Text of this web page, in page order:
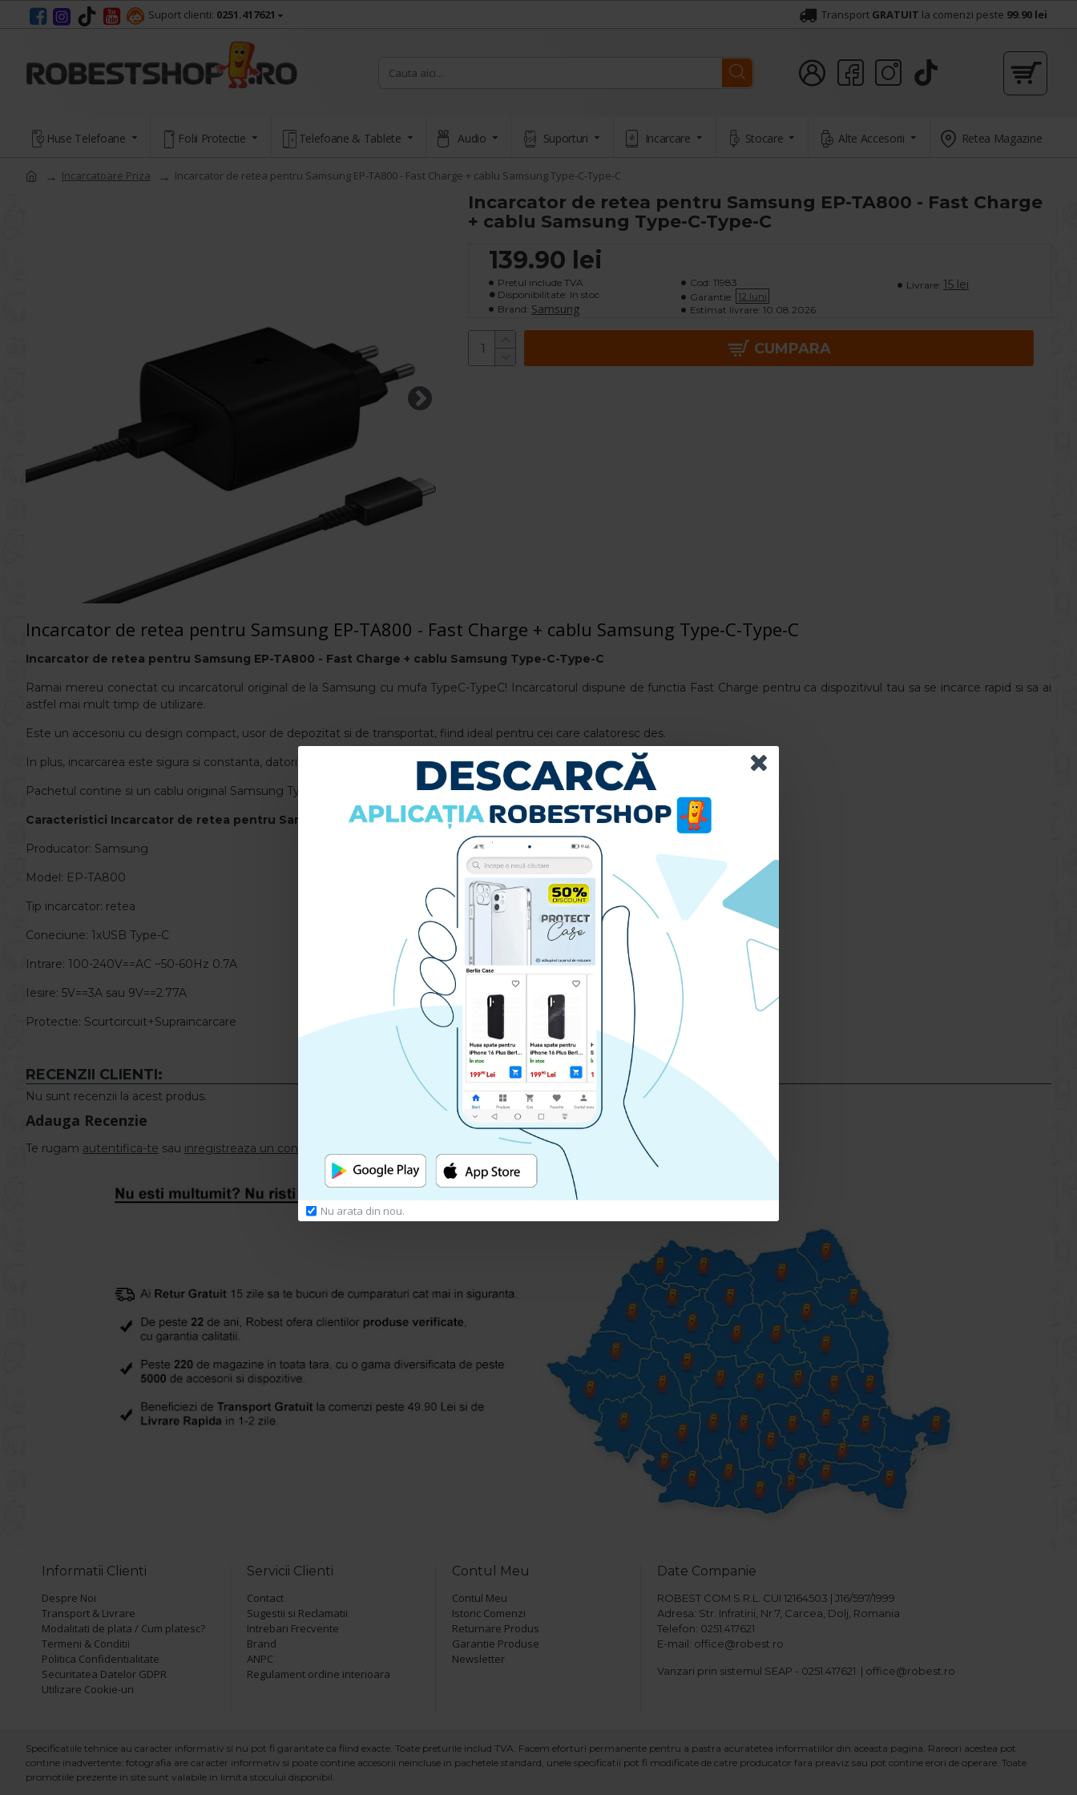
Nu arata din nou.
Suport clienti: 0251.417621 Transport GRATUIT la comenzi peste 99.90 lei
Huse Telefoane Folii Protectie Telefoane & Tablete Audio Suporturi Incarcare Stocare Alte Accesorii Retea Magazine
Incarcatoare Priza Incarcator de retea pentru Samsung EP-TA800 - Fast Charge + cablu Samsung Type-C-Type-C
Incarcator de retea pentru Samsung EP-TA800 - Fast Charge
+ cablu Samsung Type-C-Type-C
139.90 lei
Pretul include TVA
Disponibilitate: In stoc
Brand: Samsung
Cod: 11983
Garantie: 12 luni
Estimat livrare: 10.08.2026
Livrare: 15 lei
CUMPARA
Incarcator de retea pentru Samsung EP-TA800 - Fast Charge + cablu Samsung Type-C-Type-C
Incarcator de retea pentru Samsung EP-TA800 - Fast Charge + cablu Samsung Type-C-Type-C
Ramai mereu conectat cu incarcatorul original de la Samsung cu mufa TypeC-TypeC! Incarcatorul dispune de functia Fast Charge pentru ca dispozitivul tau sa se incarce rapid si sa ai
astfel mai mult timp de utilizare.
Este un accesoriu cu design compact, usor de depozitat si de transportat, fiind ideal pentru cei care calatoresc des.
In plus, incarcarea este sigura si constanta, datorita protectiilor la scurtcircuit si supraincarcare.
Pachetul contine si un cablu original Samsung Type-C - Type-C!
Caracteristici Incarcator de retea pentru Samsung EP-TA800 - Fast Charge + cablu Samsung Type-C-Type-C:
Producator: Samsung
Model: EP-TA800
Tip incarcator: retea
Coneciune: 1xUSB Type-C
Intrare: 100-240V==AC ~50-60Hz 0.7A
Iesire: 5V==3A sau 9V==2.77A
Protectie: Scurtcircuit+Supraincarcare
RECENZII CLIENTI:
Nu sunt recenzii la acest produs.
Adauga Recenzie
Te rugam autentifica-te sau inregistreaza un cont nou
Informatii Clienti
Despre Noi
Transport & Livrare
Modalitati de plata / Cum platesc?
Termeni & Conditii
Politica Confidentialitate
Securitatea Datelor GDPR
Utilizare Cookie-uri
Servicii Clienti
Contact
Sugestii si Reclamatii
Intrebari Frecvente
Brand
ANPC
Regulament ordine interioara
Contul Meu
Contul Meu
Istoric Comenzi
Returnare Produs
Garantie Produse
Newsletter
Date Companie
ROBEST COM S.R.L. CUI 12164503 | J16/597/1999
Adresa: Str. Infratirii, Nr.7, Carcea, Dolj, Romania
Telefon: 0251.417621
E-mail: office@robest.ro
Vanzari prin sistemul SEAP - 0251.417621 | office@robest.ro
Specificatiile tehnice au caracter informativ si nu pot fi garantate ca fiind exacte. Toate preturile includ TVA. Facem eforturi permanente pentru a pastra acuratetea informatiilor din aceasta pagina. Rareori acestea pot
contine inadvertente: fotografia are caracter informativ si poate contine accesorii neincluse in pachetele standard, unele specificatii pot fi modificate de catre producator fara preaviz sau pot contine erori de operare. Toate
promotiile prezente in site sunt valabile in limita stocului disponibil.